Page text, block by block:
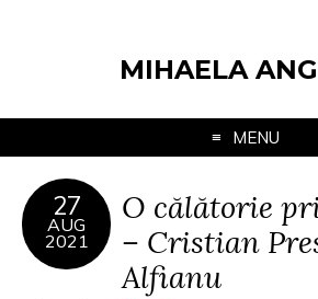
MIHAELA
MENU
27
AUG
2021
O călătorie
– Cristian
Alfianu